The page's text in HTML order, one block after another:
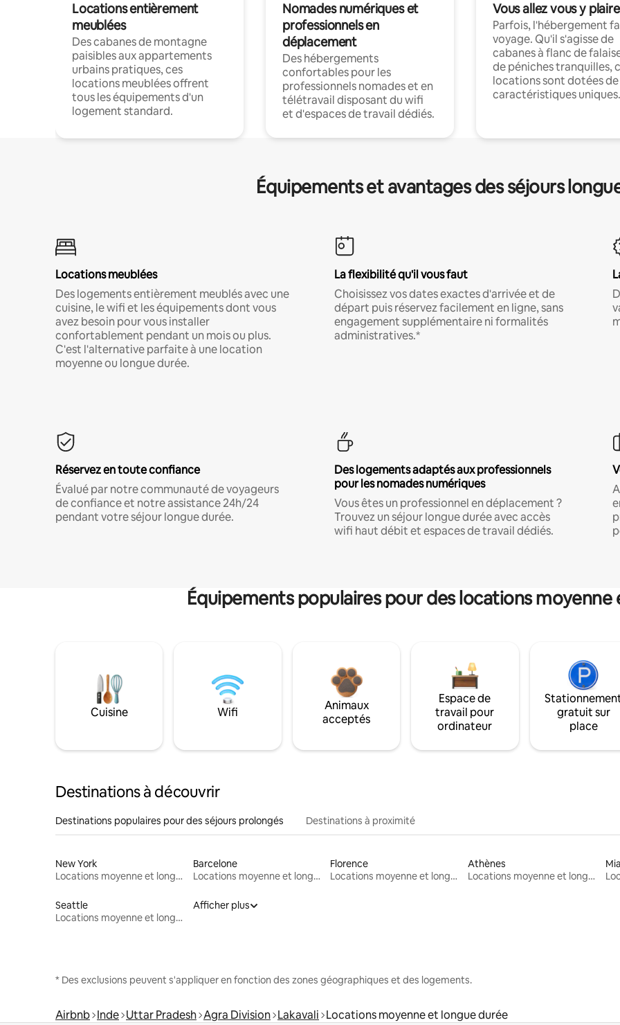
Locations entièrement
meublées
Des cabanes de montagne
paisibles aux appartements
urbains pratiques, ces
locations meublées offrent
tous les équipements d'un
logement standard.
Nomades numériques et
professionnels en
déplacement
Des hébergements
confortables pour les
professionnels nomades et en
télétravail disposant du wifi
et d'espaces de travail dédiés.
Vous allez vous y plaire
Parfois, l'hébergement
voyage. Qu'il s'agisse de
cabanes à flanc de
de péniches tranquilles,
locations sont dotées de
caractéristiques uniques.
Équipements et avantages des séjours
Locations meublées
Des logements entièrement meublés avec une
cuisine, le wifi et les équipements dont vous
avez besoin pour vous installer
confortablement pendant un mois ou plus.
C'est l'alternative parfaite à une location
moyenne ou longue durée.
La flexibilité qu'il vous faut
Choisissez vos dates exactes d'arrivée et de
départ puis réservez facilement en ligne, sans
engagement supplémentaire ni formalités
administratives.*
Réservez en toute confiance
Évalué par notre communauté de voyageurs
de confiance et notre assistance 24h/24
pendant votre séjour longue durée.
Des logements adaptés aux professionnels
pour les nomades numériques
Vous êtes un professionnel en déplacement ?
Trouvez un séjour longue durée avec accès
wifi haut débit et espaces de travail dédiés.
Équipements populaires pour des locations
Cuisine Wifi
Animaux
acceptés
Espace de
travail pour
ordinateur
gratuit sur
place
Destinations à découvrir
Destinations populaires pour des séjours prolongés Destinations à proximité
New York
Locations moyenne et longue durée
Barcelone
Locations moyenne et longue durée
Florence
Locations moyenne et longue durée
Athènes
Locations moyenne et longue durée
Seattle
Locations moyenne et longue durée
Afficher plus
* Des exclusions peuvent s'appliquer en fonction des zones géographiques et des logements.
Airbnb Inde Uttar Pradesh Agra Division Lakavali Locations moyenne et longue durée